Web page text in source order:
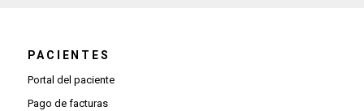
PACIENTES
Portal del paciente
Pago de facturas